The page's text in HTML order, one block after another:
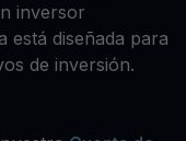
inversor
está diseñada para
de inversión.